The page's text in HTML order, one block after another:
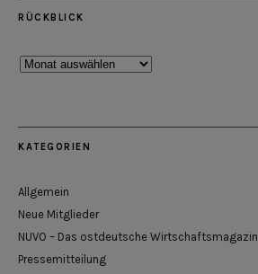
RÜCKBLICK
Rückblick
KATEGORIEN
Allgemein
Neue Mitglieder
NUVO – Das ostdeutsche Wirtschaftsmagazin
Pressemitteilung